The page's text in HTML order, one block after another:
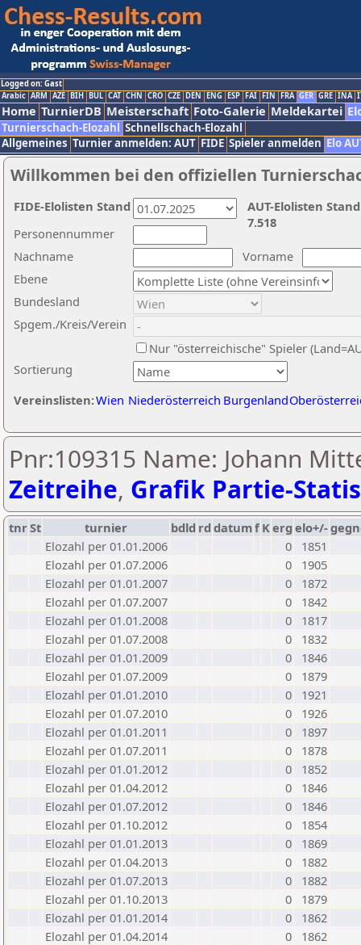
Logged on: Gast
Arabic ARM AZE BIH BUL CAT CHN CRO CZE DEN ENG ESP FAI FIN FRA GER GRE INA
Home TurnierDB Meisterschaft Foto-Galerie Meldekartei
Turnierschach-Elozahl Schnellschach-Elozahl
Allgemeines Turnier anmelden: AUT FIDE Spieler anmelden Elo
Willkommen bei den offiziellen
Nachname
Vorname
Ebene
Sortierung
Personennummer
Bundesland
Spgem./Kreis/Verein
Nur "österreichische" Spieler
Vereinslisten:Wien Niederösterreich Burgenland
AUT-Elolisten
7.518
FIDE-Elolisten Stand
Pnr:109315 Name: Johann
Zeitreihe, Grafik Partie-
tnrSt turnier bdld rd datumf Kerg elo+/-
Elozahl per 01.01.2006
0
1851
Elozahl per 01.07.2006
0
1905
Elozahl per 01.01.2007
0
1872
Elozahl per 01.07.2007
0
1842
Elozahl per 01.01.2008
0
1817
Elozahl per 01.07.2008
0
1832
Elozahl per 01.01.2009
0
1846
Elozahl per 01.07.2009
0
1879
Elozahl per 01.01.2010
0
1921
Elozahl per 01.07.2010
0
1926
Elozahl per 01.01.2011
0
1897
Elozahl per 01.07.2011
0
1878
Elozahl per 01.01.2012
0
1852
Elozahl per 01.04.2012
0
1846
Elozahl per 01.07.2012
0
1846
Elozahl per 01.10.2012
0
1854
Elozahl per 01.01.2013
0
1869
Elozahl per 01.04.2013
0
1882
Elozahl per 01.07.2013
0
1882
Elozahl per 01.10.2013
0
1879
Elozahl per 01.01.2014
0
1862
Elozahl per 01.04.2014
0
1862